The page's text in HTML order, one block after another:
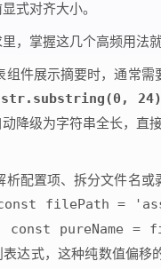
式对齐大小。
，掌握这几个高频用法
组件展示摘要时，通常需
str.substring(0,
降级为字符串全长，直
析配置项、拆分文件名或
filePath =
pureName =
达式，这种纯数值偏移